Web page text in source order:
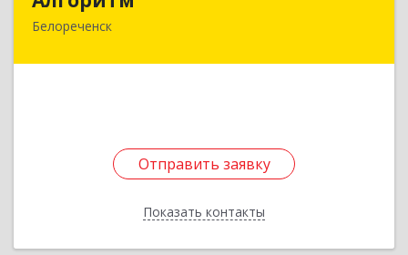
Белореченск
Отправить заявку
Показать контакты
352630, Краснодарский край, Белореченский р-
Отправить заявку
Назад